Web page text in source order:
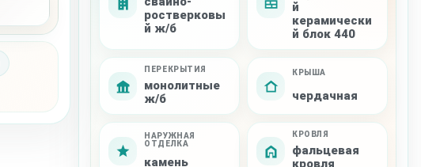
ростверковы
й ж/б
й
керамически
й блок 440
ПЕРЕКРЫТИЯ
монолитные
ж/б
КРЫША
чердачная
НАРУЖНАЯ
ОТДЕЛКА
камень
КРОВЛЯ
фальцевая
кровля